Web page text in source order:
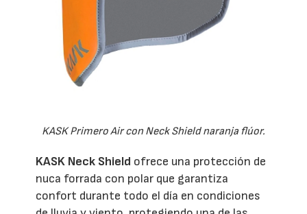
KASK Primero Air con Neck Shield naranja flúor.
KASK Neck Shield ofrece una protección de
nuca forrada con polar que garantiza
confort durante todo el día en condiciones